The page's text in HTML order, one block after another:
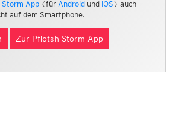
Storm App (für Android und iOS ) auch
auf dem Smartphone.
Zur Pflotsh Storm App